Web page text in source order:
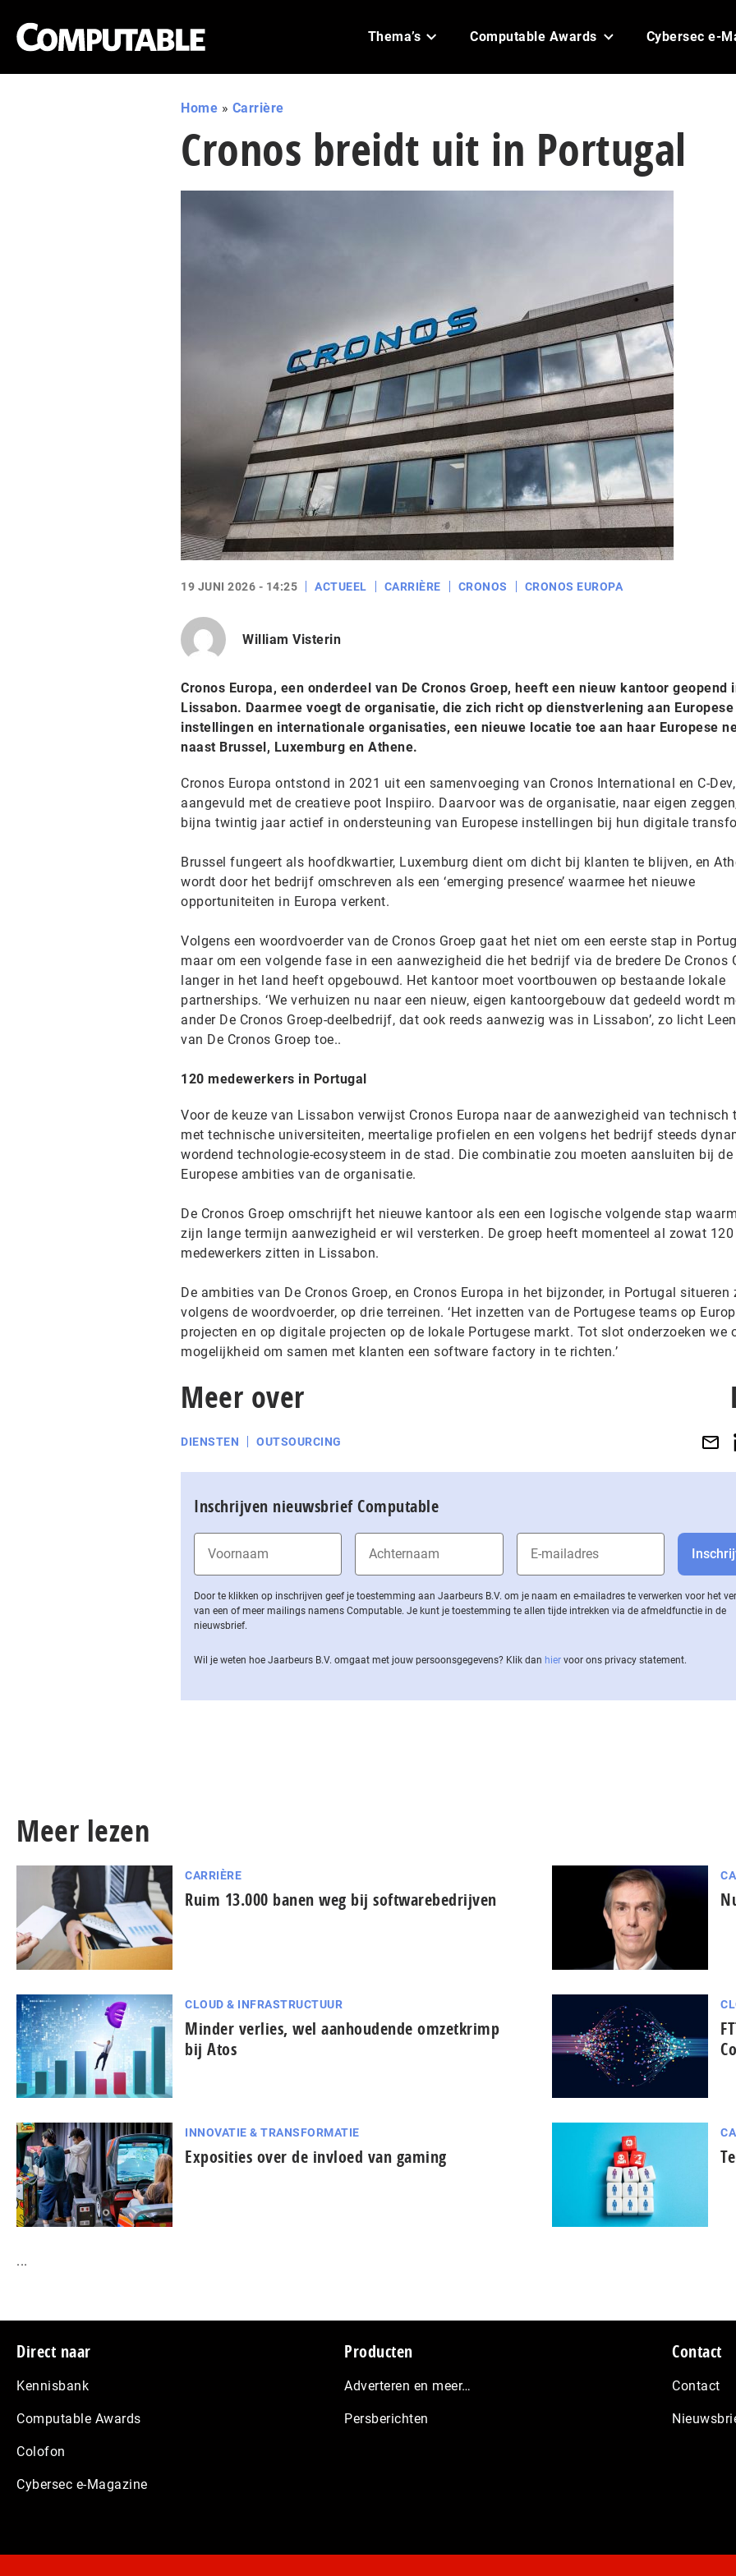
Thema’s Computable Awards Cybersec e-
Home » Carrière
Cronos breidt uit in Portugal
19 JUNI 2026 - 14:25 ACTUEEL CARRIÈRE CRONOS CRONOS EUROPA
William Visterin
Cronos Europa, een onderdeel van De Cronos Groep, heeft een nieuw kantoor geopend
Lissabon. Daarmee voegt de organisatie, die zich richt op dienstverlening aan Europese
instellingen en internationale organisaties, een nieuwe locatie toe aan haar Europese
naast Brussel, Luxemburg en Athene.
Cronos Europa ontstond in 2021 uit een samenvoeging van Cronos International en C-Dev,
aangevuld met de creatieve poot Inspiiro. Daarvoor was de organisatie, naar eigen
bijna twintig jaar actief in ondersteuning van Europese instellingen bij hun digitale
Brussel fungeert als hoofdkwartier, Luxemburg dient om dicht bij klanten te blijven, en
wordt door het bedrijf omschreven als een ‘emerging presence’ waarmee het nieuwe
opportuniteiten in Europa verkent.
Volgens een woordvoerder van de Cronos Groep gaat het niet om een eerste stap in
maar om een volgende fase in een aanwezigheid die het bedrijf via de bredere De Cronos
langer in het land heeft opgebouwd. Het kantoor moet voortbouwen op bestaande lokale
partnerships. ‘We verhuizen nu naar een nieuw, eigen kantoorgebouw dat gedeeld wordt
ander De Cronos Groep-deelbedrijf, dat ook reeds aanwezig was in Lissabon’, zo licht
van De Cronos Groep toe..
120 medewerkers in Portugal
Voor de keuze van Lissabon verwijst Cronos Europa naar de aanwezigheid van technisch
met technische universiteiten, meertalige profielen en een volgens het bedrijf steeds
wordend technologie-ecosysteem in de stad. Die combinatie zou moeten aansluiten bij de
Europese ambities van de organisatie.
De Cronos Groep omschrijft het nieuwe kantoor als een een logische volgende stap
zijn lange termijn aanwezigheid er wil versterken. De groep heeft momenteel al zowat 120
medewerkers zitten in Lissabon.
De ambities van De Cronos Groep, en Cronos Europa in het bijzonder, in Portugal situeren
volgens de woordvoerder, op drie terreinen. ‘Het inzetten van de Portugese teams op
projecten en op digitale projecten op de lokale Portugese markt. Tot slot onderzoeken we
mogelijkheid om samen met klanten een software factory in te richten.’
Meer over
DIENSTEN OUTSOURCING
Inschrijven nieuwsbrief Computable
Door te klikken op inschrijven geef je toestemming aan Jaarbeurs B.V. om je naam en e-mailadres te verwerken voor het
van een of meer mailings namens Computable. Je kunt je toestemming te allen tijde intrekken via de af­meld­func­tie in de
nieuwsbrief.
Wil je weten hoe Jaarbeurs B.V. omgaat met jouw per­soons­ge­ge­vens? Klik dan hier voor ons privacy statement.
Meer lezen
CARRIÈRE
Ruim 13.000 banen weg bij softwarebedrijven
CLOUD & INFRASTRUCTUUR
Minder verlies, wel aanhoudende omzetkrimp
bij Atos
INNOVATIE & TRANSFORMATIE
Exposities over de invloed van gaming
...
Footer
Direct naar
Kennisbank
Computable Awards
Colofon
Cybersec e-Magazine
Producten
Adverteren en meer…
Persberichten
Contact
Contact